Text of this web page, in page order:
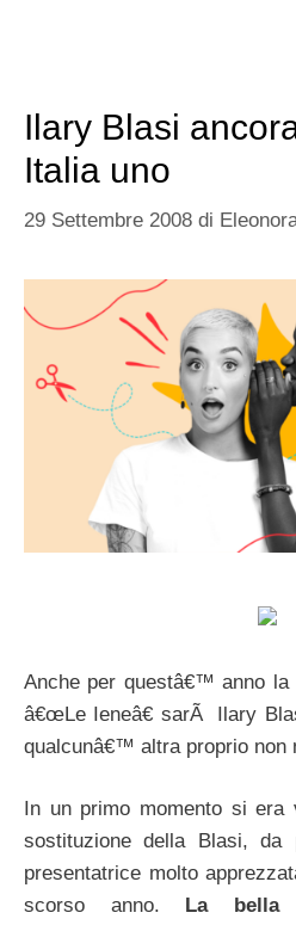
Ilary Blasi
Italia uno
29 Settembre 2008 di
Anche per questâ€™ anno la
â€œLe Ieneâ€ sarÃ Ilary
qualcunâ€™ altra proprio non
In un primo momento si era
sostituzione della Blasi, da
presentatrice molto
scorso anno. La bella